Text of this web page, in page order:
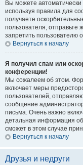
Вы можете
используя правила для
получаете
пользователя,
запретить пользователю
Вернуться к началу
Я получил спам или
конференции!
Мы сожалеем об этом.
включает меры
пользователей,
сообщение
письма. Очень важно
детальная информация
сможет в этом случае
Вернуться к началу
Друзья и недруги